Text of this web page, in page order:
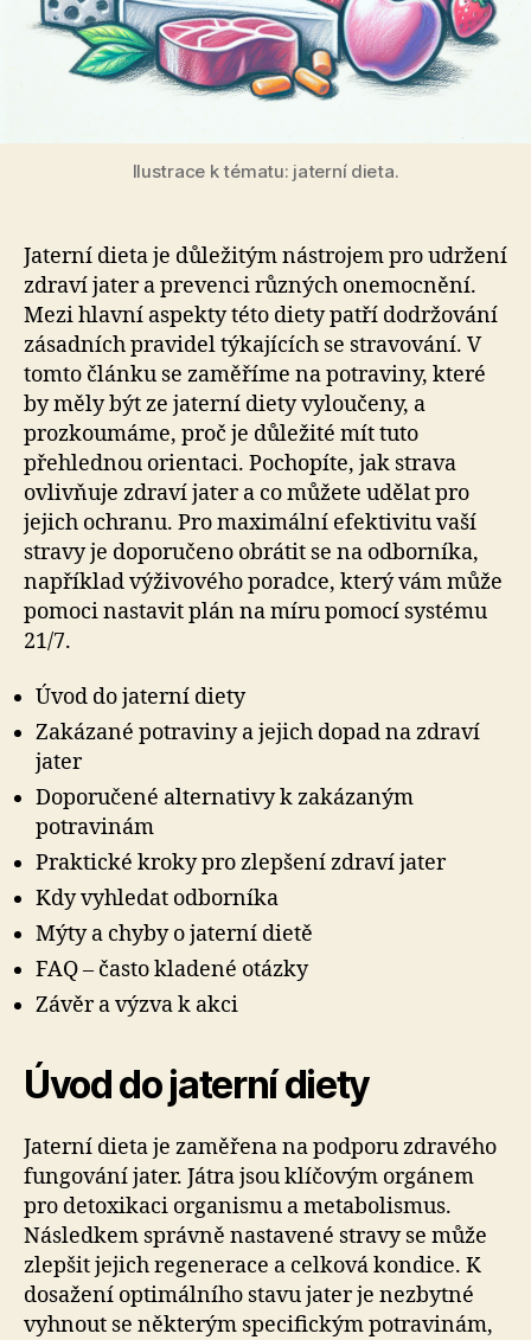
Ilustrace k tématu: jaterní dieta.
Jaterní dieta je důležitým nástrojem pro udržení
zdraví jater a prevenci různých onemocnění.
Mezi hlavní aspekty této diety patří dodržování
zásadních pravidel týkajících se stravování. V
tomto článku se zaměříme na potraviny, které
by měly být ze jaterní diety vyloučeny, a
prozkoumáme, proč je důležité mít tuto
přehlednou orientaci. Pochopíte, jak strava
ovlivňuje zdraví jater a co můžete udělat pro
jejich ochranu. Pro maximální efektivitu vaší
stravy je doporučeno obrátit se na odborníka,
například výživového poradce, který vám může
pomoci nastavit plán na míru pomocí systému
21/7.
Úvod do jaterní diety
Zakázané potraviny a jejich dopad na zdraví
jater
Doporučené alternativy k zakázaným
potravinám
Praktické kroky pro zlepšení zdraví jater
Kdy vyhledat odborníka
Mýty a chyby o jaterní dietě
FAQ – často kladené otázky
Závěr a výzva k akci
Úvod do jaterní diety
Jaterní dieta je zaměřena na podporu zdravého
fungování jater. Játra jsou klíčovým orgánem
pro detoxikaci organismu a metabolismus.
Následkem správně nastavené stravy se může
zlepšit jejich regenerace a celková kondice. K
dosažení optimálního stavu jater je nezbytné
vyhnout se některým specifickým potravinám,